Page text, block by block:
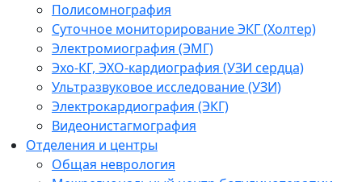
Полисомнография
Суточное мониторирование ЭКГ (Холтер)
Электромиография (ЭМГ)
Эхо-КГ, ЭХО-кардиография (УЗИ сердца)
Ультразвуковое исследование (УЗИ)
Электрокардиография (ЭКГ)
Видеонистагмография
Отделения и центры
Общая неврология